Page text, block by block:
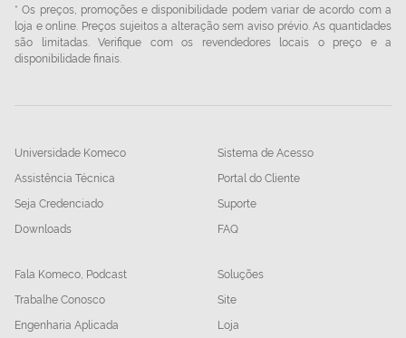
* Os preços, promoções e disponibilidade podem variar de acordo com a
loja e online. Preços sujeitos a alteração sem aviso prévio. As quantidades
são limitadas. Verifique com os revendedores locais o preço e a
disponibilidade finais.
Universidade Komeco
Assistência Técnica
Seja Credenciado
Downloads
Sistema de Acesso
Portal do Cliente
Suporte
FAQ
Fala Komeco, Podcast
Trabalhe Conosco
Engenharia Aplicada
Soluções
Site
Loja